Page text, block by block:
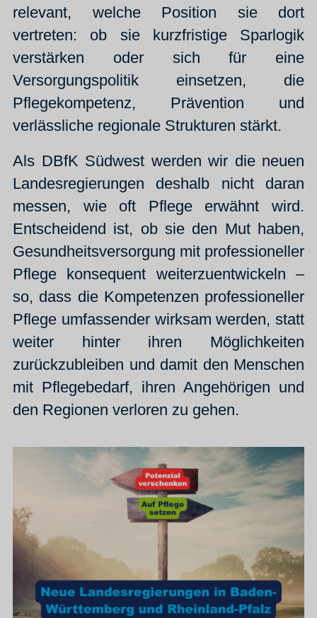
relevant, welche Position sie dort
vertreten: ob sie kurzfristige Sparlogik
verstärken oder sich für eine
Versorgungspolitik einsetzen, die
Pflegekompetenz, Prävention und
verlässliche regionale Strukturen stärkt.
Als DBfK Südwest werden wir die neuen
Landesregierungen deshalb nicht daran
messen, wie oft Pflege erwähnt wird.
Entscheidend ist, ob sie den Mut haben,
Gesundheitsversorgung mit professioneller
Pflege konsequent weiterzuentwickeln –
so, dass die Kompetenzen professioneller
Pflege umfassender wirksam werden, statt
weiter hinter ihren Möglichkeiten
zurückzubleiben und damit den Menschen
mit Pflegebedarf, ihren Angehörigen und
den Regionen verloren zu gehen.